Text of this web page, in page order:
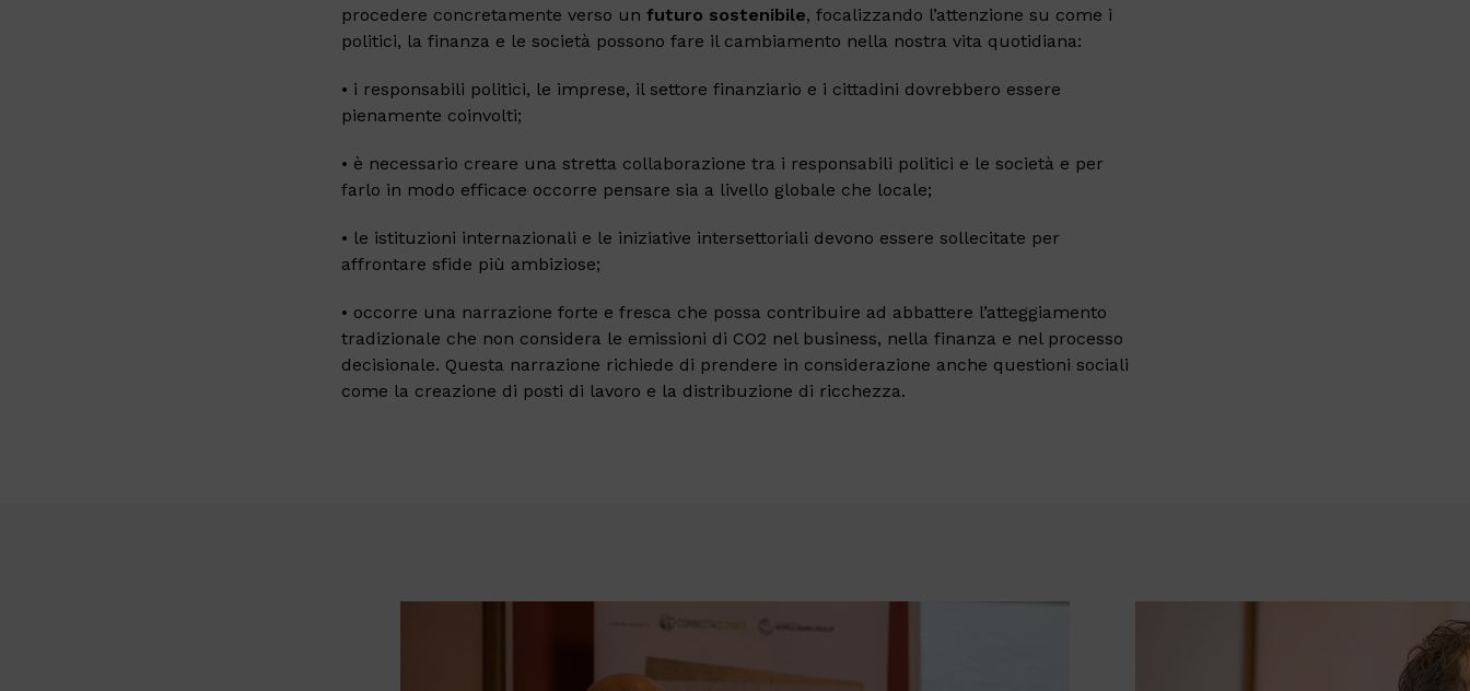
procedere concretamente verso un futuro sostenibile, focalizzando l’attenzione su come i
politici, la finanza e le società possono fare il cambiamento nella nostra vita quotidiana:
• i responsabili politici, le imprese, il settore finanziario e i cittadini dovrebbero essere
pienamente coinvolti;
• è necessario creare una stretta collaborazione tra i responsabili politici e le società e per
farlo in modo efficace occorre pensare sia a livello globale che locale;
• le istituzioni internazionali e le iniziative intersettoriali devono essere sollecitate per
affrontare sfide più ambiziose;
• occorre una narrazione forte e fresca che possa contribuire ad abbattere l’atteggiamento
tradizionale che non considera le emissioni di CO2 nel business, nella finanza e nel processo
decisionale. Questa narrazione richiede di prendere in considerazione anche questioni sociali
come la creazione di posti di lavoro e la distribuzione di ricchezza.